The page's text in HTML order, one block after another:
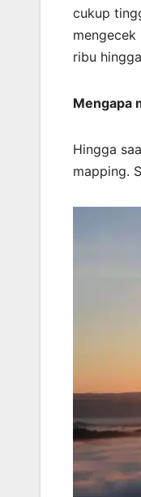
cukup
ribu
Mengapa
Hingga
mapping.